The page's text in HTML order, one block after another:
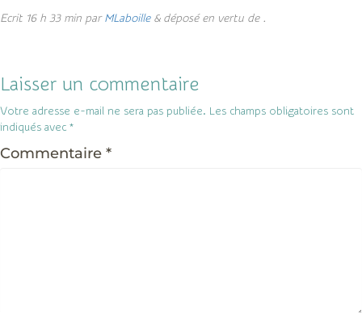
Ecrit 16 h 33 min parMLaboille &déposé en vertu de .
Laisser un commentaire
Votre adresse e-mail ne sera pas publiée. Les champs obligatoires sont
indiqués avec *
Commentaire *